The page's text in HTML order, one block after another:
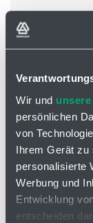
Wir und
persönlichen
von
Ihrem Gerät zu
personalisierte
Werbung und
Entwicklung
entscheiden